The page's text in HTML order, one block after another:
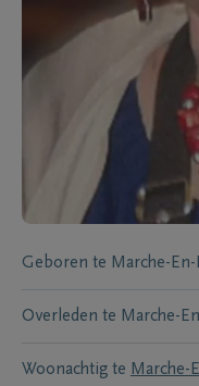
Geboren te Marche-
Overleden te Marche-
Woonachtig te Marche-